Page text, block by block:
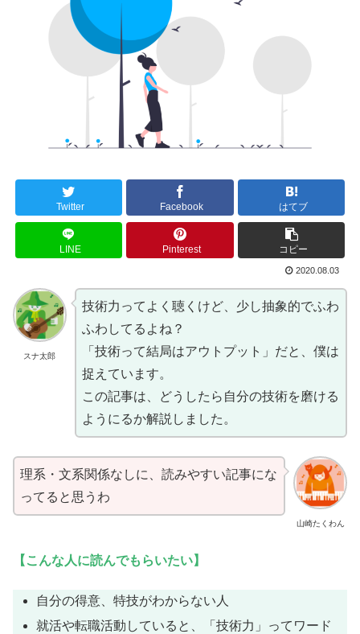
Twitter Facebook はてブ
LINE Pinterest コピー
2020.08.03
スナ太郎
技術力ってよく聴くけど、少し抽象的でふわ
ふわしてるよね？
「技術って結局はアウトプット」だと、僕は
捉えています。
この記事は、どうしたら自分の技術を磨ける
ようにるか解説しました。
山崎たくわん
理系・文系関係なしに、読みやすい記事にな
ってると思うわ
【こんな人に読んでもらいたい】
自分の得意、特技がわからない人
就活や転職活動していると、「技術力」ってワード